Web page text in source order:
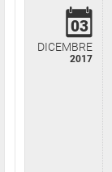
03
DICEMBRE
2017